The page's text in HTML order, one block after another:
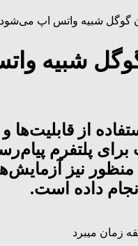
گوگل شبیه واتس اپ می‌شود
شبیه
از قابلیت‌ها و
پلتفرم
نیز
داده است.